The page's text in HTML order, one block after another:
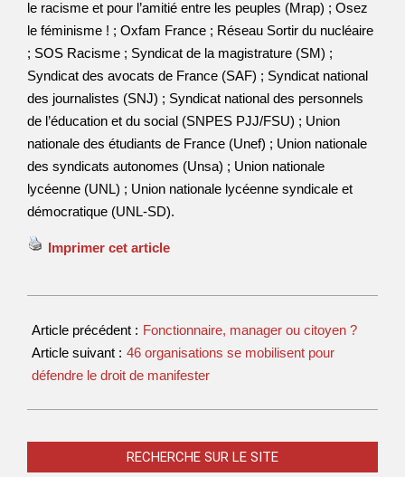
le racisme et pour l’amitié entre les peuples (Mrap) ; Osez
le féminisme ! ; Oxfam France ; Réseau Sortir du nucléaire
; SOS Racisme ; Syndicat de la magistrature (SM) ;
Syndicat des avocats de France (SAF) ; Syndicat national
des journalistes (SNJ) ; Syndicat national des personnels
de l’éducation et du social (SNPES PJJ/FSU) ; Union
nationale des étudiants de France (Unef) ; Union nationale
des syndicats autonomes (Unsa) ; Union nationale
lycéenne (UNL) ; Union nationale lycéenne syndicale et
démocratique (UNL-SD).
Imprimer cet article
Article précédent : Fonctionnaire, manager ou citoyen ?
Article suivant : 46 organisations se mobilisent pour
défendre le droit de manifester
RECHERCHE SUR LE SITE